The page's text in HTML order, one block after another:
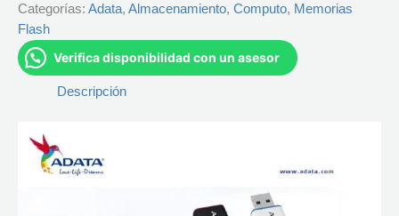
Categorías: Adata, Almacenamiento, Computo, Memorias
Flash
Verifica disponibilidad con un asesor
Descripción